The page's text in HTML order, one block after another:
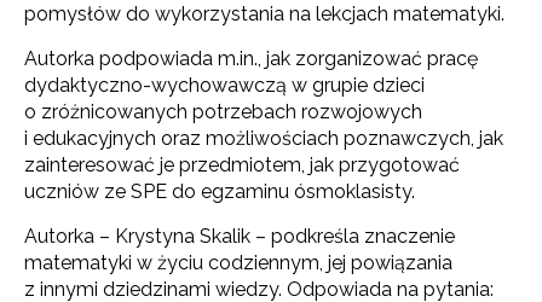
pomysłów do wykorzystania na lekcjach matematyki.
Autorka podpowiada m.in., jak zorganizować pracę
dydaktyczno-wychowawczą w grupie dzieci
o zróżnicowanych potrzebach rozwojowych
i edukacyjnych oraz możliwościach poznawczych, jak
zainteresować je przedmiotem, jak przygotować
uczniów ze SPE do egzaminu ósmoklasisty.
Autorka – Krystyna Skalik – podkreśla znaczenie
matematyki w życiu codziennym, jej powiązania
z innymi dziedzinami wiedzy. Odpowiada na pytania: